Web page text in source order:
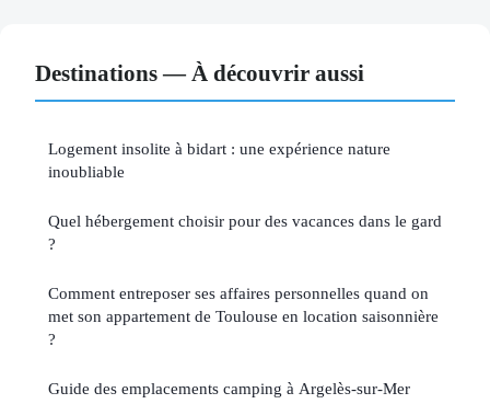
Destinations — À découvrir aussi
Logement insolite à bidart : une expérience nature
inoubliable
Quel hébergement choisir pour des vacances dans le gard
?
Comment entreposer ses affaires personnelles quand on
met son appartement de Toulouse en location saisonnière
?
Guide des emplacements camping à Argelès-sur-Mer